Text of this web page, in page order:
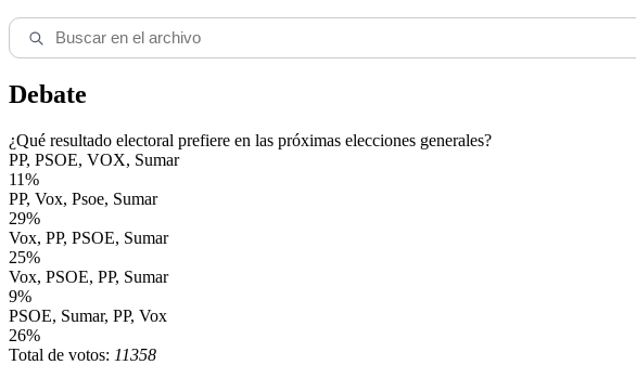
Debate
¿Qué resultado electoral prefiere en las próximas elecciones generales?
PP, PSOE, VOX, Sumar
11%
PP, Vox, Psoe, Sumar
29%
Vox, PP, PSOE, Sumar
25%
Vox, PSOE, PP, Sumar
9%
PSOE, Sumar, PP, Vox
26%
Total de votos: 11358